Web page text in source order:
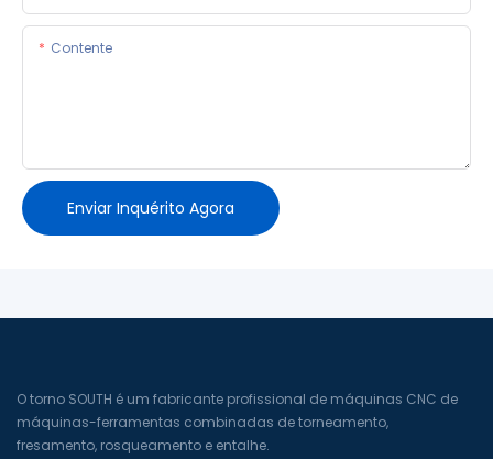
Contente
Enviar Inquérito Agora
O torno SOUTH é um fabricante profissional de máquinas CNC de
máquinas-ferramentas combinadas de torneamento,
fresamento, rosqueamento e entalhe.